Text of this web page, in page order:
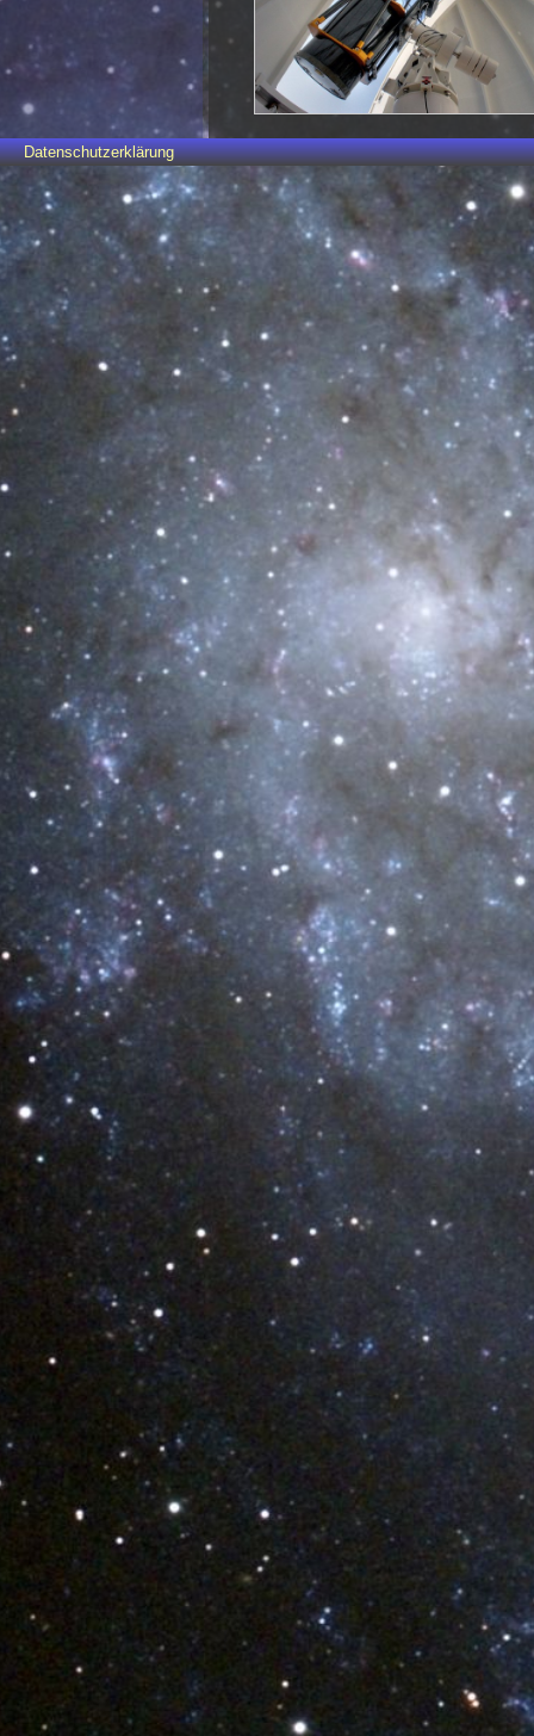
Datenschutzerklärung